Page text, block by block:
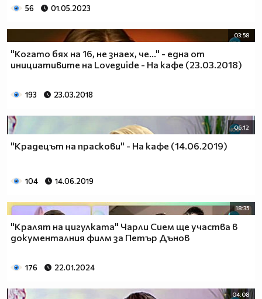
56 01.05.2023
03:58
"Когато бях на 16, не знаех, че..." - една от
инициативите на Loveguide - На кафе (23.03.2018)
193 23.03.2018
06:12
"Крадецът на праскови" - На кафе (14.06.2019)
104 14.06.2019
18:35
"Кралят на цигулката" Чарли Сием ще участва в
документалния филм за Петър Дънов
176 22.01.2024
04:08